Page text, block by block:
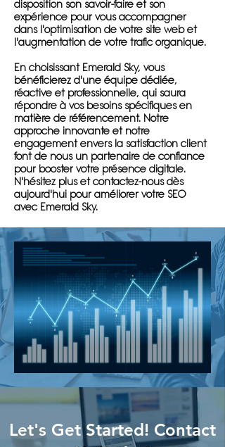
disposition son savoir-faire et son
expérience pour vous accompagner
dans l'optimisation de votre site web et
l'augmentation de votre trafic organique.
En choisissant Emerald Sky, vous
bénéficierez d'une équipe dédiée,
réactive et professionnelle, qui saura
répondre à vos besoins spécifiques en
matière de référencement. Notre
approche innovante et notre
engagement envers la satisfaction client
font de nous un partenaire de confiance
pour booster votre présence digitale.
N'hésitez plus et contactez-nous dès
aujourd'hui pour améliorer votre SEO
avec Emerald Sky.
Let's Get Started! Contact